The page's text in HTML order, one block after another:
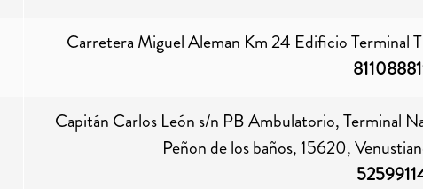
Carretera Miguel Aleman Km 24 Edificio
Capitán Carlos León s/n PB Ambulatorio, Terminal
Peñon de los baños, 15620,